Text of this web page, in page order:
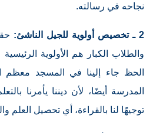
نجاحه في رسالته.
2 ـ تخصيص أولوية للجيل الناشئ:
والطلاب الكبار هم الأولوية
الحظ جاء إلينا في المسجد معظم
المدرسة أيضًا، لأن ديننا يأمرنا
توجيهًا لنا بالقراءة، أي تحصيل العلم